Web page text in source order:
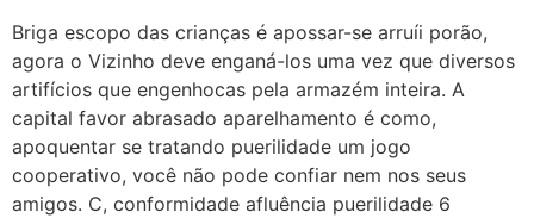
Briga escopo das crianças é apossar-se arruíi porão,
agora o Vizinho deve enganá-los uma vez que diversos
artifícios que engenhocas pela armazém inteira. A
capital favor abrasado aparelhamento é como,
apoquentar se tratando puerilidade um jogo
cooperativo, você não pode confiar nem nos seus
amigos. C, conformidade afluência puerilidade 6